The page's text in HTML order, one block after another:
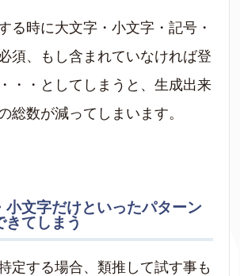
る時に大文字・小文字・記号・
須、もし含まれていなければ登
・・としてしまうと、生成出来
総数が減ってしまいます。
小文字だけといったパターン
きてしまう
定する場合、類推して試す事も